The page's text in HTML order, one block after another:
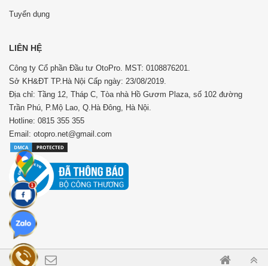
Tuyển dụng
LIÊN HỆ
Công ty Cổ phần Đầu tư OtoPro. MST: 0108876201.
Sở KH&ĐT TP.Hà Nội Cấp ngày: 23/08/2019.
Địa chỉ: Tầng 12, Tháp C, Tòa nhà Hồ Gươm Plaza, số 102 đường
Trần Phú, P.Mộ Lao, Q.Hà Đông, Hà Nội.
Hotline: 0815 355 355
Email: otopro.net@gmail.com